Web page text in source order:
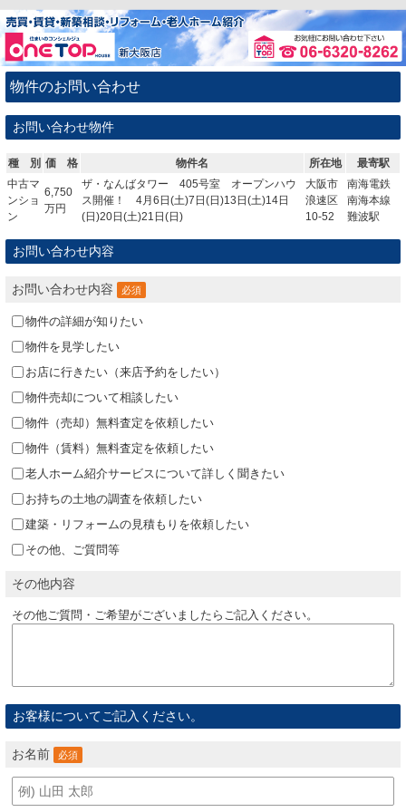
物件のお問い合わせ
お問い合わせ物件
種 別 価 格 物件名 所在地
最寄駅
中古マ
ンショ
ン
6,750
万円
ザ・なんばタワー 405号室 オープンハウ
ス開催！ 4月6日(土)7日(日)13日(土)14日
(日)20日(土)21日(日)
大阪市
浪速区
10-52
南海電鉄
南海本線
難波駅
お問い合わせ内容
お問い合わせ内容 必須
物件の詳細が知りたい
物件を見学したい
お店に行きたい（来店予約をしたい）
物件売却について相談したい
物件（売却）無料査定を依頼したい
物件（賃料）無料査定を依頼したい
老人ホーム紹介サービスについて詳しく聞きたい
お持ちの土地の調査を依頼したい
建築・リフォームの見積もりを依頼したい
その他、ご質問等
その他内容
その他ご質問・ご希望がございましたらご記入ください。
お客様についてご記入ください。
お名前 必須